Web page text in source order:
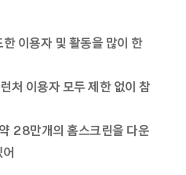
이용자 및 활동을 많이 한
처 이용자 모두 제한 없이 참
28만개의 홈스크린을 다운